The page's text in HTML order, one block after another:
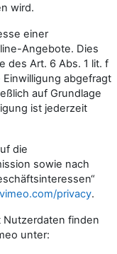
wird.
einer
Angebote. Dies
des Art. 6 Abs. 1 lit. f
abgefragt
auf Grundlage
ist jederzeit
die
sowie nach
privacy.
Nutzerdaten finden
unter: